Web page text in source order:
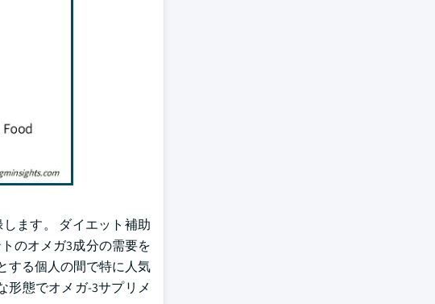
します。 ダイエット補助
のオメガ3成分の需要を
する個人の間で特に人気
形態でオメガ-3サプリメ